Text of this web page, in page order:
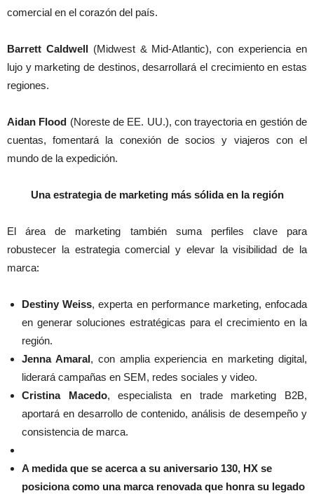
comercial en el corazón del país.
Barrett Caldwell(Midwest & Mid-Atlantic), con experiencia en
lujo y marketing de destinos, desarrollará el crecimiento en estas
regiones.
Aidan Flood (Noreste de EE. UU.), con trayectoria en gestión de
cuentas, fomentará la conexión de socios y viajeros con el
mundo de la expedición.
Una estrategia de marketing más sólida en la región
El área de marketing también suma perfiles clave para
robustecer la estrategia comercial y elevar la visibilidad de la
marca:
Destiny Weiss, experta en performance marketing, enfocada
en generar soluciones estratégicas para el crecimiento en la
región.
Jenna Amaral, con amplia experiencia en marketing digital,
liderará campañas en SEM, redes sociales y video.
Cristina Macedo, especialista en trade marketing B2B,
aportará en desarrollo de contenido, análisis de desempeño y
consistencia de marca.
A medida que se acerca a su aniversario 130, HX se
posiciona como una marca renovada que honra su legado